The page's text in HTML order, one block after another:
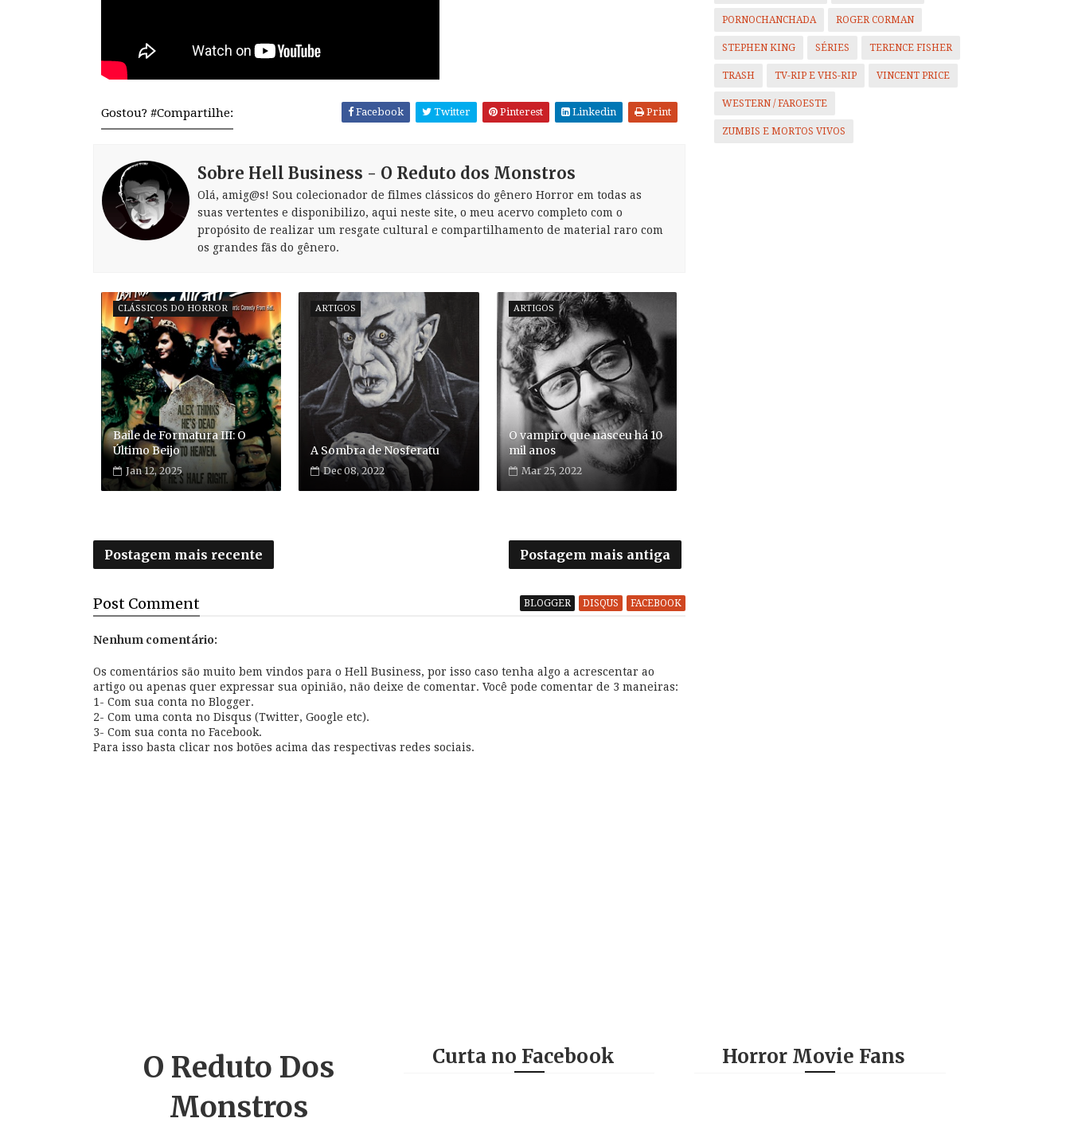
Gostou? #Compartilhe: Facebook Twitter Pinterest Linkedin Print
Sobre Hell Business - O Reduto dos Monstros
Olá, amig@s! Sou colecionador de filmes clássicos do gênero Horror em todas as
suas vertentes e disponibilizo, aqui neste site, o meu acervo completo com o
propósito de realizar um resgate cultural e compartilhamento de material raro com
os grandes fãs do gênero.
CLÁSSICOS DO HORROR
Baile de Formatura III: O
Último Beijo
Jan 12, 2025
ARTIGOS
A Sombra de Nosferatu
Dec 08, 2022
ARTIGOS
O vampiro que nasceu há 10
mil anos
Mar 25, 2022
Postagem mais recente Postagem mais antiga
Post Comment BLOGGER DISQUS FACEBOOK
Nenhum comentário:
Os comentários são muito bem vindos para o Hell Business, por isso caso tenha algo a acrescentar ao
artigo ou apenas quer expressar sua opinião, não deixe de comentar. Você pode comentar de 3 maneiras:
1- Com sua conta no Blogger.
2- Com uma conta no Disqus (Twitter, Google etc).
3- Com sua conta no Facebook.
Para isso basta clicar nos botões acima das respectivas redes sociais.
PORNOCHANCHADA ROGER CORMAN
STEPHEN KING SÉRIES TERENCE FISHER
TRASH TV-RIP E VHS-RIP VINCENT PRICE
WESTERN / FAROESTE
ZUMBIS E MORTOS VIVOS
O Reduto Dos
Monstros
Curta no Facebook Horror Movie Fans